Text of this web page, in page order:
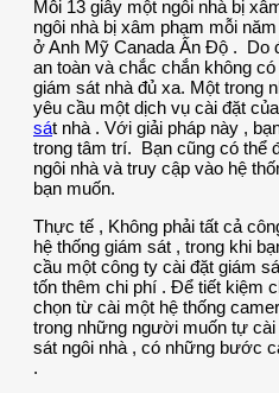
Mỗi 13 giây một ngôi nhà bị
ngôi nhà bị xâm phạm mỗi
ở Anh Mỹ Canada Ấn Độ . Do
an toàn và chắc chắn không
giám sát nhà đủ xa. Một trong
yêu cầu một dịch vụ cài đặt
sát nhà . Với giải pháp này ,
trong tâm trí. Bạn cũng có thể
ngôi nhà và truy cập vào hệ
bạn muốn.
Thực tế , Không phải tất cả
hệ thống giám sát , trong khi
cầu một công ty cài đặt giám
tốn thêm chi phí . Để tiết kiệm
chọn từ cài một hệ thống
trong những người muốn tự
sát ngôi nhà , có những bước
.